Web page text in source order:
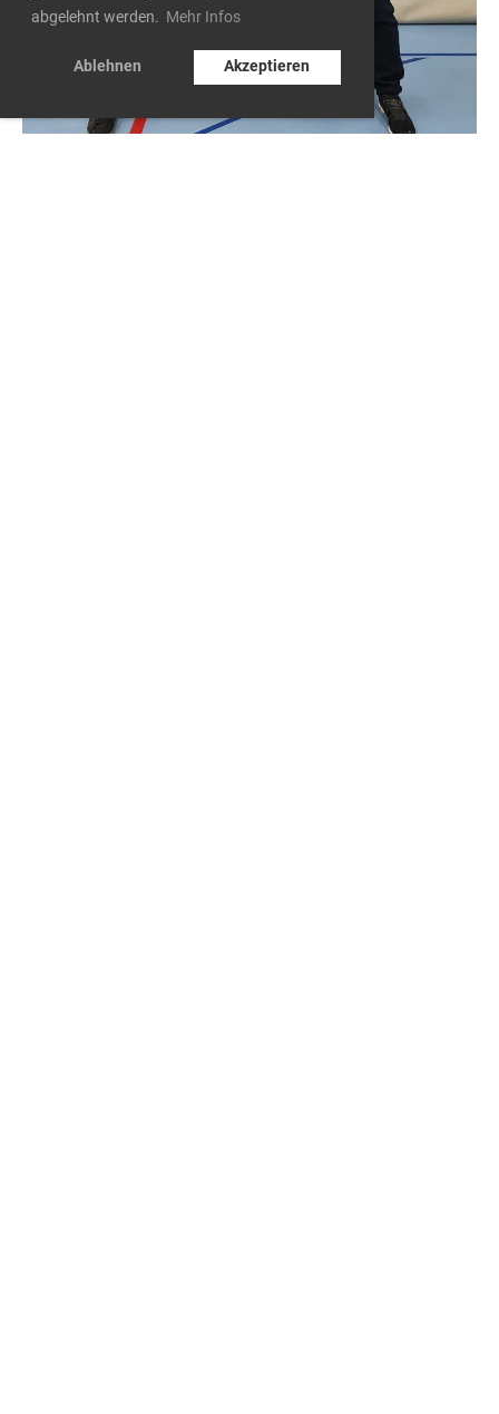
abgelehnt werden. Mehr Infos
Ablehnen Akzeptieren